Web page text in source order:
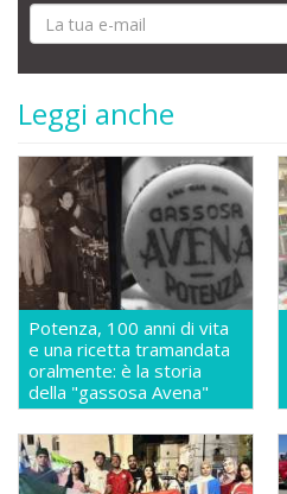
Leggi anche
Potenza, 100 anni di vita
e una ricetta tramandata
oralmente: è la storia
della "gassosa Avena"